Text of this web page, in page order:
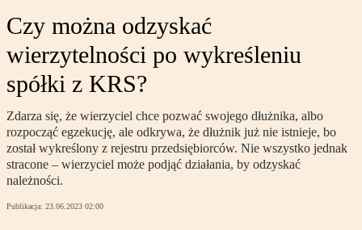
Czy można odzyskać
wierzytelności po wykreśleniu
spółki z KRS?
Zdarza się, że wierzyciel chce pozwać swojego dłużnika, albo
rozpocząć egzekucję, ale odkrywa, że dłużnik już nie istnieje, bo
został wykreślony z rejestru przedsiębiorców. Nie wszystko jednak
stracone – wierzyciel może podjąć działania, by odzyskać
należności.
Publikacja: 23.06.2023 02:00